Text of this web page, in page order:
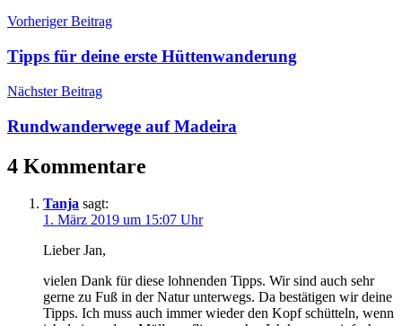
Ratgeber
Beitragsnavigation
Vorheriger Beitrag
Tipps für deine erste Hüttenwanderung
Nächster Beitrag
Rundwanderwege auf Madeira
4 Kommentare
Tanja sagt:
1. März 2019 um 15:07 Uhr
Lieber Jan,
vielen Dank für diese lohnenden Tipps. Wir sind auch sehr
gerne zu Fuß in der Natur unterwegs. Da bestätigen wir deine
Tipps. Ich muss auch immer wieder den Kopf schütteln, wenn